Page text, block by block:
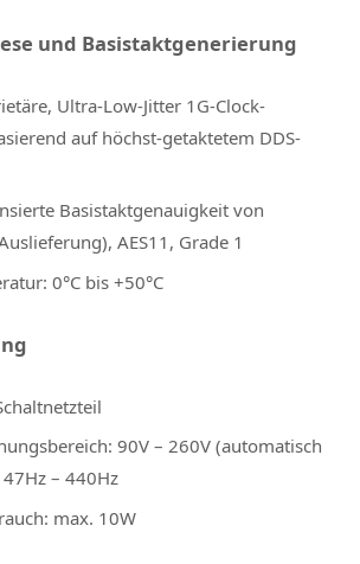
und Basistaktgenerierung
Ultra-Low-Jitter 1G-Clock-
auf höchst-getaktetem DDS-
Basistaktgenauigkeit von
AES11, Grade 1
0°C bis +50°C
90V – 260V (automatisch
– 440Hz
max. 10W